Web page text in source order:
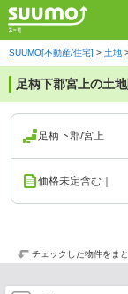
SUUMO[不動産/住宅] > 土地
足柄下郡宮上の土
足柄下郡/宮上
価格未定含む｜
チェックした物件をま